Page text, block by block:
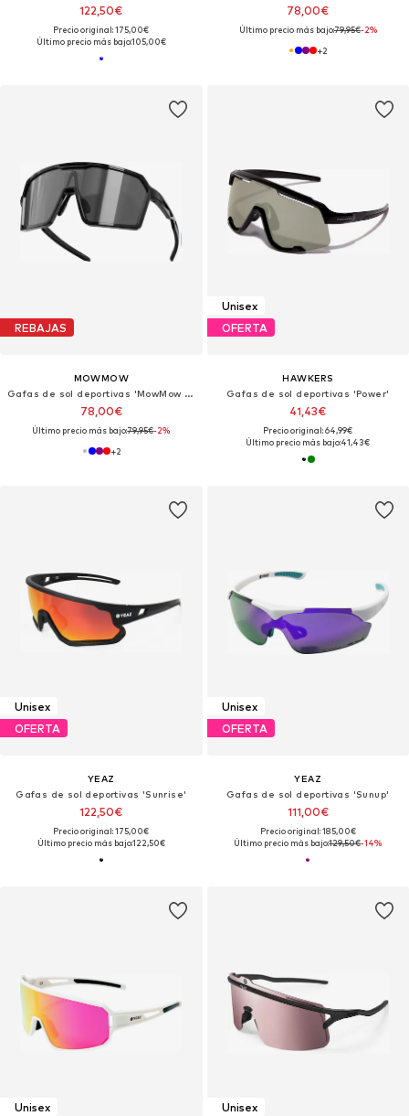
122,50€
Precio original: 175,00€
Último precio más bajo:105,00€
78,00€
Último precio más bajo:79,95€-2%
+2
REBAJAS
MOWMOW
Gafas de sol deportivas 'MowMow Wizard Sunglasses - Sports Glasses - Photochromic Lens - Men - Women'
78,00€
Último precio más bajo:79,95€-2%
+2
Unisex
OFERTA
HAWKERS
Gafas de sol deportivas 'Power'
41,43€
Precio original: 64,99€
Último precio más bajo:41,43€
Unisex
OFERTA
YEAZ
Gafas de sol deportivas 'Sunrise'
122,50€
Precio original: 175,00€
Último precio más bajo:122,50€
Unisex
OFERTA
YEAZ
Gafas de sol deportivas 'Sunup'
111,00€
Precio original: 185,00€
Último precio más bajo:129,50€-14%
Unisex
Unisex